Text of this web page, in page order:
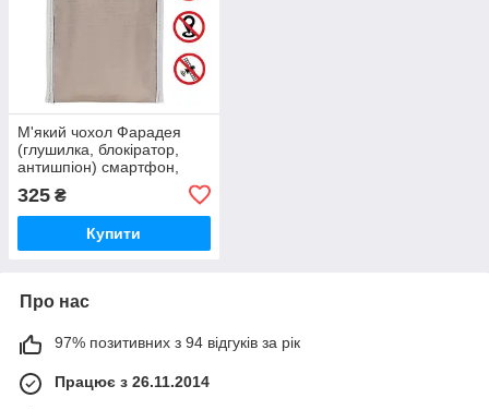
М'який чохол Фарадея
(глушилка, блокіратор,
антишпіон) смартфон,
GPS, 4G, NFC
325 ₴
Купити
Про нас
97% позитивних з 94 відгуків за рік
Працює з 26.11.2014